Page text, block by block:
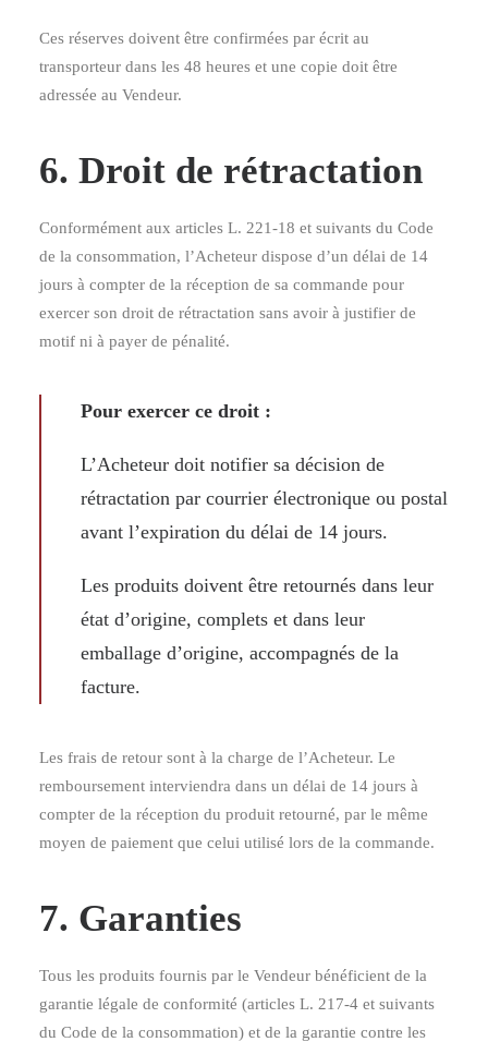
Ces réserves doivent être confirmées par écrit au
transporteur dans les 48 heures et une copie doit être
adressée au Vendeur.
6. Droit de rétractation
Conformément aux articles L. 221-18 et suivants du Code
de la consommation, l’Acheteur dispose d’un délai de 14
jours à compter de la réception de sa commande pour
exercer son droit de rétractation sans avoir à justifier de
motif ni à payer de pénalité.
Pour exercer ce droit :
L’Acheteur doit notifier sa décision de
rétractation par courrier électronique ou postal
avant l’expiration du délai de 14 jours.
Les produits doivent être retournés dans leur
état d’origine, complets et dans leur
emballage d’origine, accompagnés de la
facture.
Les frais de retour sont à la charge de l’Acheteur. Le
remboursement interviendra dans un délai de 14 jours à
compter de la réception du produit retourné, par le même
moyen de paiement que celui utilisé lors de la commande.
7. Garanties
Tous les produits fournis par le Vendeur bénéficient de la
garantie légale de conformité (articles L. 217-4 et suivants
du Code de la consommation) et de la garantie contre les